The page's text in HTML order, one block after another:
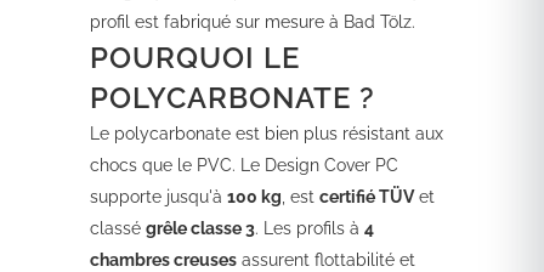
profil est fabriqué sur mesure à Bad Tölz.
POURQUOI LE
POLYCARBONATE ?
Le polycarbonate est bien plus résistant aux
chocs que le PVC. Le Design Cover PC
supporte jusqu'à 100 kg , est certifié TÜVet
classé grêle classe 3. Les profils à 4
chambres creuses assurent flottabilité et